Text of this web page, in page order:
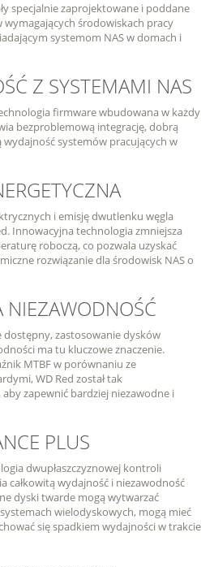
specjalnie zaprojektowane i poddane
środowiskach pracy
systemom NAS w domach i
Z SYSTEMAMI NAS
firmware wbudowana w każdy
bezproblemową integrację, dobrą
systemów pracujących w
i emisję dwutlenku węgla
Innowacyjna technologia zmniejsza
roboczą, co pozwala uzyskać
rozwiązanie dla środowisk NAS o
NIEZAWODNOŚĆ
dostępny, zastosowanie dysków
ma tu kluczowe znaczenie.
MTBF w porównaniu ze
WD Red został tak
zapewnić bardziej niezawodne i
PLUS
dwupłaszczyznowej kontroli
całkowitą wydajność i niezawodność
dyski twarde mogą wytwarzać
wielodyskowych, mogą mieć
się spadkiem wydajności w trakcie